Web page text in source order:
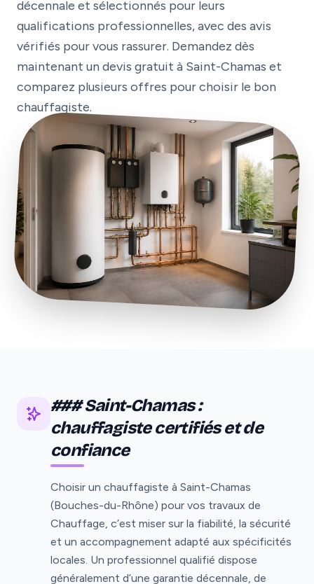
décennale et sélectionnés pour leurs
qualifications professionnelles, avec des avis
vérifiés pour vous rassurer. Demandez dès
maintenant un devis gratuit à Saint-Chamas et
comparez plusieurs offres pour choisir le bon
chauffagiste.
### Saint-Chamas :
chauffagiste certifiés et de
confiance
Choisir un chauffagiste à Saint-Chamas
(Bouches-du-Rhône) pour vos travaux de
Chauffage, c’est miser sur la fiabilité, la sécurité
et un accompagnement adapté aux spécificités
locales. Un professionnel qualifié dispose
généralement d’une garantie décennale, de